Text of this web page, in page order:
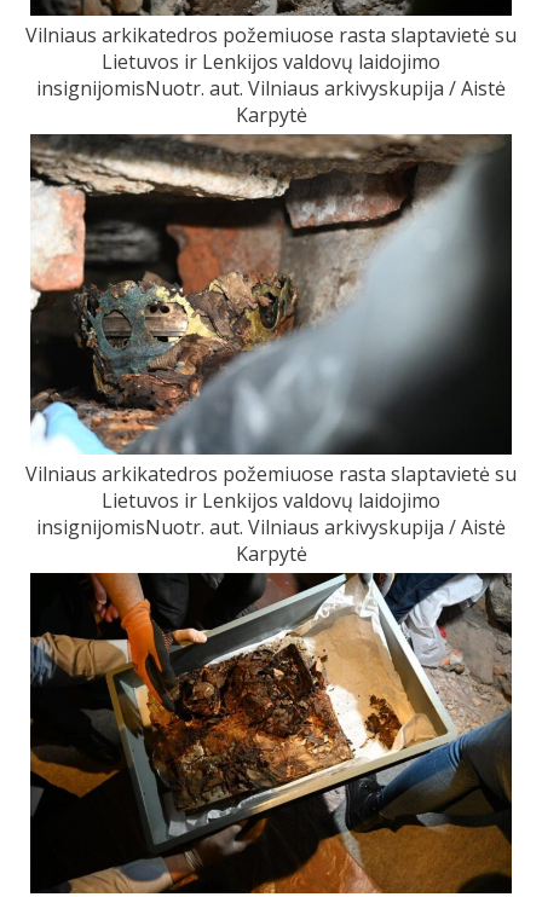
Vilniaus arkikatedros požemiuose rasta slaptavietė su
Lietuvos ir Lenkijos valdovų laidojimo
insignijomisNuotr. aut. Vilniaus arkivyskupija / Aistė
Karpytė
Vilniaus arkikatedros požemiuose rasta slaptavietė su
Lietuvos ir Lenkijos valdovų laidojimo
insignijomisNuotr. aut. Vilniaus arkivyskupija / Aistė
Karpytė